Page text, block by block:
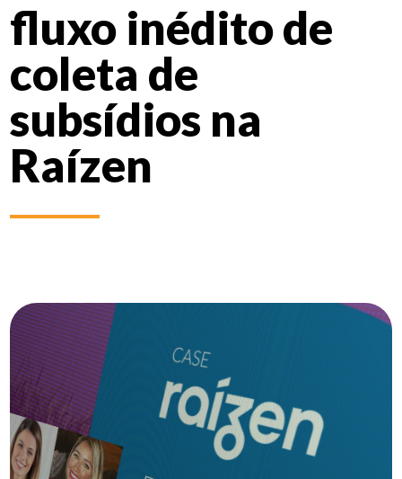
fluxo inédito de
coleta de
subsídios na
Raízen